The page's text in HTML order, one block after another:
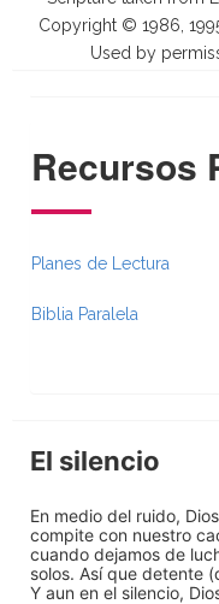
Copyright © 1986,
Used by
Recursos
Planes de Lectura
Biblia Paralela
El silencio
En medio del ruido,
compite con nuestro
cuando dejamos de
solos. Así que detente
Y aun en el silencio,